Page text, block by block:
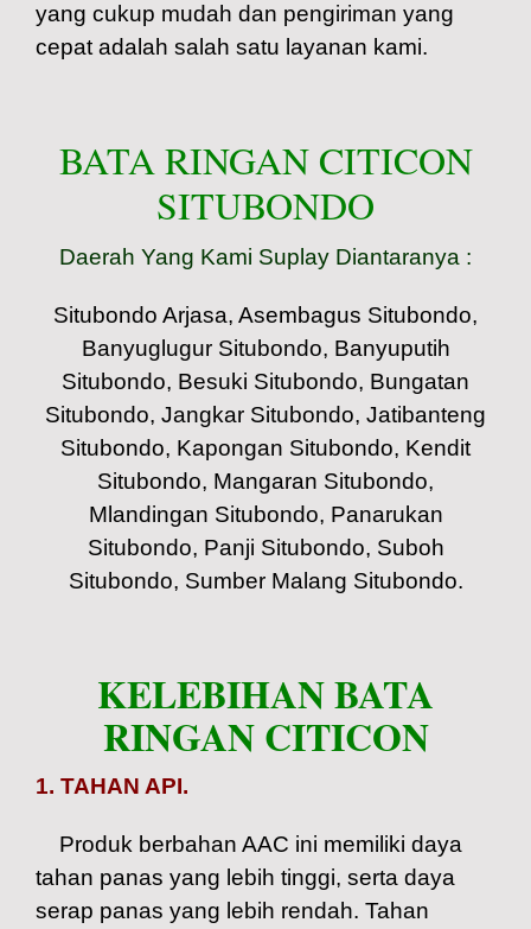
yang cukup mudah dan pengiriman yang
cepat adalah salah satu layanan kami.
BATA RINGAN CITICON
SITUBONDO
Daerah Yang Kami Suplay Diantaranya :
Situbondo Arjasa, Asembagus Situbondo,
Banyuglugur Situbondo, Banyuputih
Situbondo, Besuki Situbondo, Bungatan
Situbondo, Jangkar Situbondo, Jatibanteng
Situbondo, Kapongan Situbondo, Kendit
Situbondo, Mangaran Situbondo,
Mlandingan Situbondo, Panarukan
Situbondo, Panji Situbondo, Suboh
Situbondo, Sumber Malang Situbondo.
KELEBIHAN BATA
RINGAN CITICON
1. TAHAN API.
Produk berbahan AAC ini memiliki daya
tahan panas yang lebih tinggi, serta daya
serap panas yang lebih rendah. Tahan